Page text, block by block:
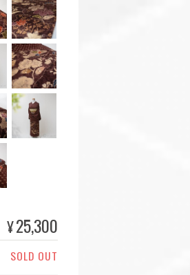
¥25,300
SOLD OUT